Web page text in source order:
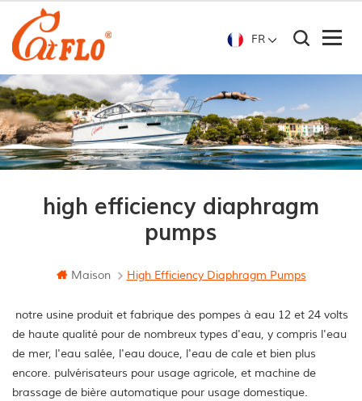
FR
high efficiency diaphragm
pumps
Maison High Efficiency Diaphragm Pumps
notre usine produit et fabrique des pompes à eau 12 et 24 volts
de haute qualité pour de nombreux types d'eau, y compris l'eau
de mer, l'eau salée, l'eau douce, l'eau de cale et bien plus
encore. pulvérisateurs pour usage agricole, et machine de
brassage de bière automatique pour usage domestique.